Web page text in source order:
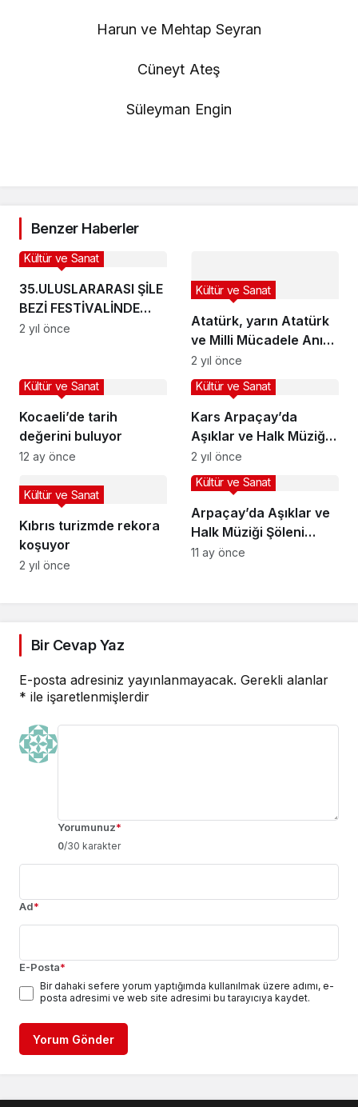
Harun ve Mehtap Seyran
Cüneyt Ateş
Süleyman Engin
Benzer Haberler
35.ULUSLARARASI ŞİLE
BEZİ FESTİVALİNDE
ÖZLENEN MUHTEŞEM
Kültür ve Sanat
2 yıl önce
Atatürk, yarın Atatürk
ve Milli Mücadele Anı
Evi’nde anılacak
Kültür ve Sanat
2 yıl önce
Kocaeli’de tarih
değerini buluyor
Kültür ve Sanat
12 ay önce
Kars Arpaçay’da
Aşıklar ve Halk Müziği
Şöleni
Kültür ve Sanat
2 yıl önce
Kıbrıs turizmde rekora
koşuyor
Kültür ve Sanat
2 yıl önce
Arpaçay’da Aşıklar ve
Halk Müziği Şöleni
Düzenlendi
Kültür ve Sanat
11 ay önce
Bir Cevap Yaz
E-posta adresiniz yayınlanmayacak. Gerekli alanlar
* ile işaretlenmişlerdir
Yorumunuz*
0/30 karakter
Ad*
E-Posta*
Bir dahaki sefere yorum yaptığımda kullanılmak üzere adımı, e-
posta adresimi ve web site adresimi bu tarayıcıya kaydet.
Yorum Gönder